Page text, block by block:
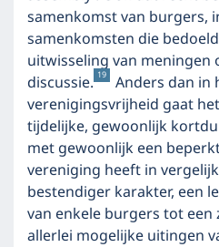
samenkomst van burgers,
samenkomsten die
uitwisseling van meningen
discussie. 19
Anders dan in
verenigingsvrijheid gaat
tijdelijke, gewoonlijk
met gewoonlijk een
vereniging heeft in
bestendiger karakter, een
van enkele burgers tot
allerlei mogelijke uitingen